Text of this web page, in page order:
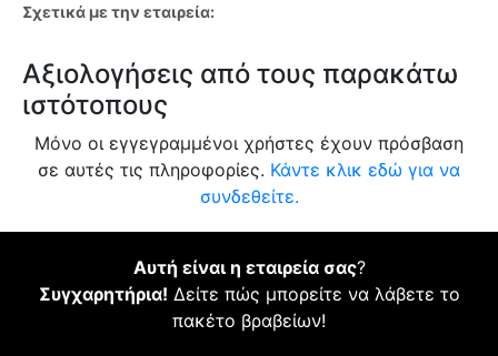
Σχετικά με την εταιρεία:
Αξιολογήσεις από τους παρακάτω
ιστότοπους
Μόνο οι εγγεγραμμένοι χρήστες έχουν πρόσβαση
σε αυτές τις πληροφορίες. Κάντε κλικ εδώ για να
συνδεθείτε.
Αυτή είναι η εταιρεία σας?
Συγχαρητήρια! Δείτε πώς μπορείτε να λάβετε το
πακέτο βραβείων!